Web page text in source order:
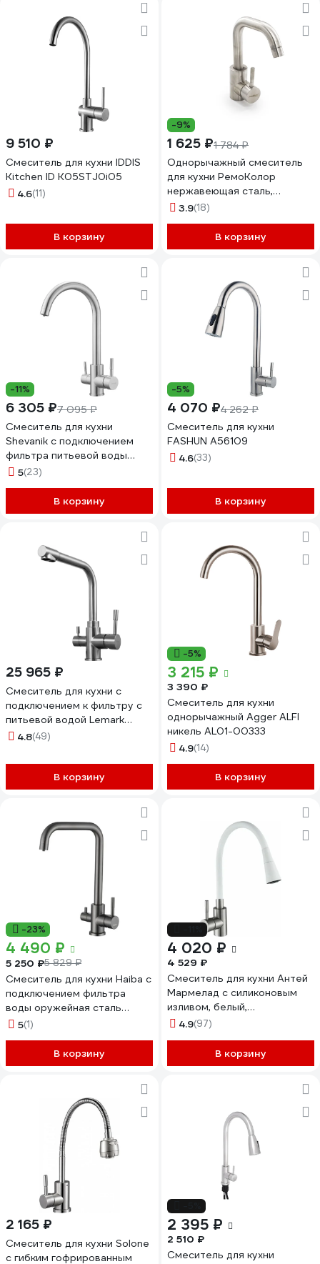
9 510 ₽
Смеситель для кухни IDDIS
Kitchen ID K05STJ0i05
4.6(11)
В корзину
-9%
1 625 ₽1 784 ₽
Однорычажный смеситель
для кухни РемоКолор
нержавеющая сталь,
картридж 40 мм 67-0-781
3.9(18)
В корзину
-11%
6 305 ₽7 095 ₽
Смеситель для кухни
Shevanik с подключением
фильтра питьевой воды
S168B
5(23)
В корзину
-5%
4 070 ₽4 262 ₽
Смеситель для кухни
FASHUN A56109
4.6(33)
В корзину
25 965 ₽
Смеситель для кухни с
подключением к фильтру с
питьевой водой Lemark
Expert LM5061S
4.8(49)
В корзину
-5%
3 215 ₽
3 390 ₽
Смеситель для кухни
однорычажный Agger ALFI
никель AL01-00333
4.9(14)
В корзину
-23%
4 490 ₽
5 250 ₽5 829 ₽
Смеситель для кухни Haiba с
подключением фильтра
воды оружейная сталь
HB43829-3
5(1)
В корзину
4 020 ₽
4 529 ₽
Смеситель для кухни Антей
Мармелад с силиконовым
изливом, белый,
нержавеющая сталь 1/10
4.9(97)
В корзину
2 165 ₽
Смеситель для кухни Solone
с гибким гофрированным
2 395 ₽
2 510 ₽
Смеситель для кухни